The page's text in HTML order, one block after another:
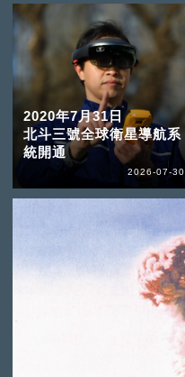
2020年7月31日
北斗三號全球衛星導航系
統開通
2026-07-30